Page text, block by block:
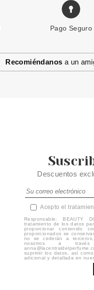
Pago Seguro
Recomiéndanos a un
Descuentos
Acepto el
Responsable: BEAUTY
tratamiento de los datos
proporcionar contenido
proporcionados se
no se cederán a
nosotros a través
suprimir los datos, así
adicional y detallada en